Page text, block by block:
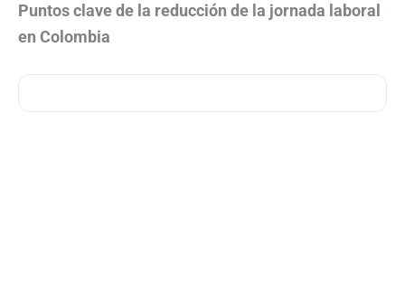
Puntos clave de la reducción de la jornada laboral
en Colombia